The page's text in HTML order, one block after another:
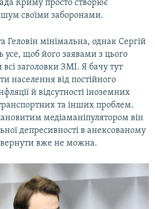
Криму просто створює
своїми заборонами.
Геловін мінімальна, однак Сергій
усе, щоб його заявами з цього
заголовки ЗМІ. Я бачу тут
населення від постійного
й відсутності іноземних
та інших проблем.
медіаманіпулятором він
депресивності в анексованому
вже не можна.